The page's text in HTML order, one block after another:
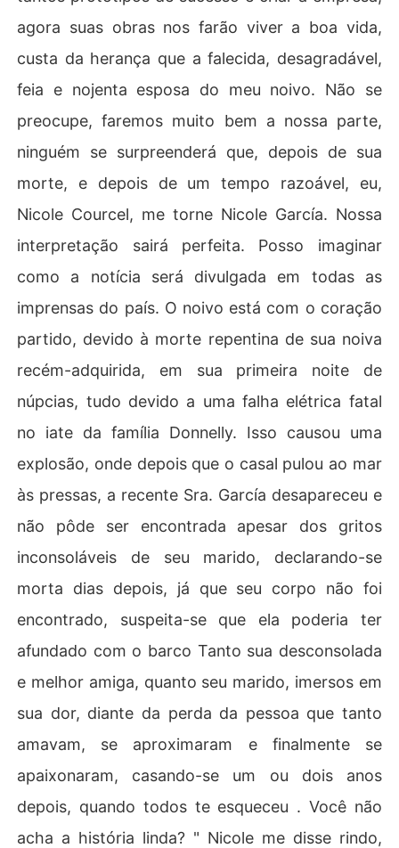
agora suas obras nos farão viver a boa vida,
custa da herança que a falecida, desagradável,
feia e nojenta esposa do meu noivo. Não se
preocupe, faremos muito bem a nossa parte,
ninguém se surpreenderá que, depois de sua
morte, e depois de um tempo razoável, eu,
Nicole Courcel, me torne Nicole García. Nossa
interpretação sairá perfeita. Posso imaginar
como a notícia será divulgada em todas as
imprensas do país. O noivo está com o coração
partido, devido à morte repentina de sua noiva
recém-adquirida, em sua primeira noite de
núpcias, tudo devido a uma falha elétrica fatal
no iate da família Donnelly. Isso causou uma
explosão, onde depois que o casal pulou ao mar
às pressas, a recente Sra. García desapareceu e
não pôde ser encontrada apesar dos gritos
inconsoláveis de seu marido, declarando-se
morta dias depois, já que seu corpo não foi
encontrado, suspeita-se que ela poderia ter
afundado com o barco Tanto sua desconsolada
e melhor amiga, quanto seu marido, imersos em
sua dor, diante da perda da pessoa que tanto
amavam, se aproximaram e finalmente se
apaixonaram, casando-se um ou dois anos
depois, quando todos te esqueceu . Você não
acha a história linda? " Nicole me disse rindo,